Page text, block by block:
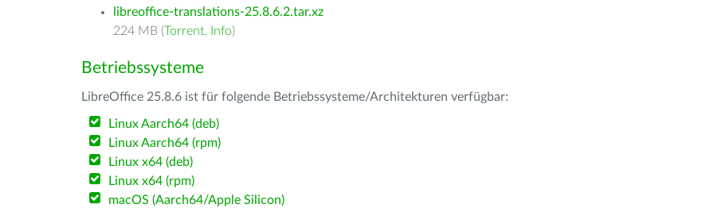
libreoffice-translations-25.8.6.2.tar.xz
224 MB (Torrent, Info)
Betriebssysteme
LibreOffice 25.8.6 ist für folgende Betriebssysteme/Architekturen verfügbar:
Linux Aarch64 (deb)
Linux Aarch64 (rpm)
Linux x64 (deb)
Linux x64 (rpm)
macOS (Aarch64/Apple Silicon)